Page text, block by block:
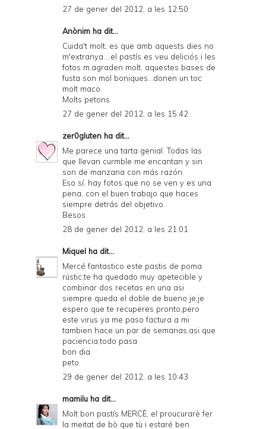
27 de gener del 2012, a les 12:50
Anònim ha dit...
Cuida't molt, es que amb aquests dies no
m'extranya....el pastís es veu deliciós i les
fotos m,agraden molt, aquestes bases de
fusta son mol boniques...donen un toc
molt maco.
Molts petons
27 de gener del 2012, a les 15:42
zer0gluten ha dit...
Me parece una tarta genial. Todas las
que llevan curmble me encantan y sin
son de manzana con más razón.
Eso sí, hay fotos que no se ven y es una
pena, con el buen trabajo que haces
siempre detrás del objetivo.
Besos.
28 de gener del 2012, a les 21:01
Miquel ha dit...
Mercé fantastico este pastis de poma
rústic,te ha quedado muy apetecible y
combinar dos recetas en una asi
siempre queda el doble de bueno je,je
espero que te recuperes pronto,pero
este virus ya me paso factura a mi
tambien hace un par de semanas,asi que
paciencia,todo pasa
bon dia
peto
29 de gener del 2012, a les 10:43
mamilu ha dit...
Molt bon pastís MERCÈ, el proucurarè fer
la meitat de bò que tù i estaré ben